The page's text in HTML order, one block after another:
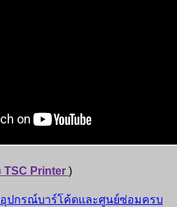
TSC Printer )
ปกรณ์บาร์โค้ดและศูนย์ซ่อมครบ